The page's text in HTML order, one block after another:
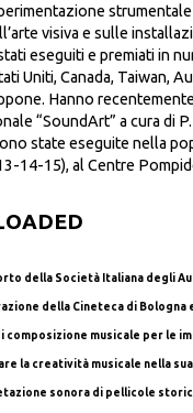
visiva e sulle
eseguiti e premiati in
Uniti, Canada, Taiwan,
Hanno
“SoundArt” a cura di
state eseguite nella
14-15), al Centre
della Società Italiana degli
della Cineteca di Bologna
musicale per le
la creatività musicale nella
sonora di pellicole